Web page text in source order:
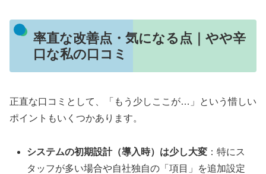
率直な改善点・気になる点｜やや辛
口な私の口コミ
正直な口コミとして、「もう少しここが…」という惜しい
ポイントもいくつかあります。
システムの初期設計（導入時）は少し大変 ：特にス
タッフが多い場合や自社独自の「項目」を追加設定